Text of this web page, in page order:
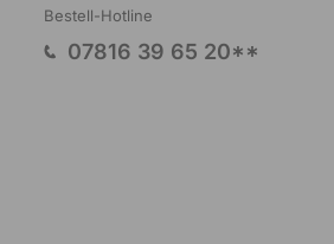
Bestell-Hotline
07816 39 65 20**